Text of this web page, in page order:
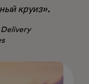
круиз».